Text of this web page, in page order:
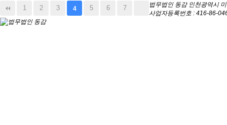
1 2 3 4 5 6 7 법무법인 동감 인천광역시
사업자등록번호 : 416-86-